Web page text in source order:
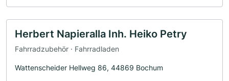
Herbert Napieralla Inh. Heiko Petry
Fahrradzubehör · Fahrradladen
Wattenscheider Hellweg 86, 44869 Bochum